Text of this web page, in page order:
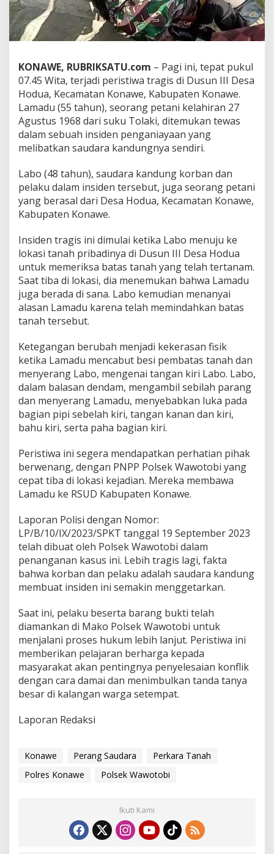
a
w
e
:
e
r
t
i
k
a
i
a
n
a
n
a
h
M
m
b
a
w
a
K
e
i
a
n
k
e
p
a
d
S
a
u
d
a
a
K
a
n
d
u
n
g
KONAWE, RUBRIKSATU.com – Pagi ini, tepat pukul
07.45 Wita, terjadi peristiwa tragis di Dusun III Desa
Hodua, Kecamatan Konawe, Kabupaten Konawe.
Lamadu (55 tahun), seorang petani kelahiran 27
Agustus 1968 dari suku Tolaki, ditemukan tewas
dalam sebuah insiden penganiayaan yang
melibatkan saudara kandungnya sendiri.
Labo (48 tahun), saudara kandung korban dan
pelaku dalam insiden tersebut, juga seorang petani
yang berasal dari Desa Hodua, Kecamatan Konawe,
Kabupaten Konawe.
Insiden tragis ini dimulai ketika Labo menuju ke
lokasi tanah pribadinya di Dusun III Desa Hodua
untuk memeriksa batas tanah yang telah tertanam.
Saat tiba di lokasi, dia menemukan bahwa Lamadu
juga berada di sana. Labo kemudian menanyai
alasan Lamadu karena telah memindahkan batas
tanah tersebut.
Ketegangan berubah menjadi kekerasan fisik
ketika Lamadu mencabut besi pembatas tanah dan
menyerang Labo, mengenai tangan kiri Labo. Labo,
dalam balasan dendam, mengambil sebilah parang
dan menyerang Lamadu, menyebabkan luka pada
bagian pipi sebelah kiri, tangan kanan dan kiri,
bahu kiri, serta paha bagian kiri.
Peristiwa ini segera mendapatkan perhatian pihak
berwenang, dengan PNPP Polsek Wawotobi yang
cepat tiba di lokasi kejadian. Mereka membawa
Lamadu ke RSUD Kabupaten Konawe.
Laporan Polisi dengan Nomor:
LP/B/10/IX/2023/SPKT tanggal 19 September 2023
telah dibuat oleh Polsek Wawotobi dalam
penanganan kasus ini. Lebih tragis lagi, fakta
bahwa korban dan pelaku adalah saudara kandung
membuat insiden ini semakin menggetarkan.
Saat ini, pelaku beserta barang bukti telah
diamankan di Mako Polsek Wawotobi untuk
menjalani proses hukum lebih lanjut. Peristiwa ini
memberikan pelajaran berharga kepada
masyarakat akan pentingnya penyelesaian konflik
dengan cara damai dan menimbulkan tanda tanya
besar di kalangan warga setempat.
Laporan Redaksi
Konawe Perang Saudara
Perkara Tanah
Polres Konawe
Polsek Wawotobi
Ikuti Kami